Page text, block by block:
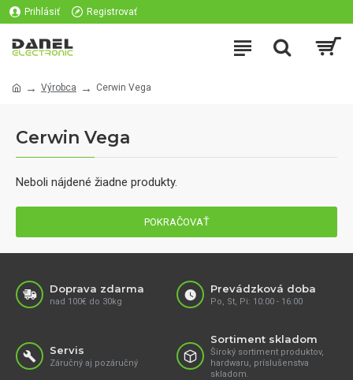
Prihlásiť Registrovať
Výrobca Cerwin Vega
Cerwin Vega
Neboli nájdené žiadne produkty.
POKRAČOVAŤ
Doprava zdarma
nad 100€ do 30kg
Prevádzková doba
Po, St, Pi: 10:00 - 16:00
Servis
Záručný aj pozáručný
Sortiment skladom
Široký sortiment produktov,
hardwaru, príslušenstva
skladom.